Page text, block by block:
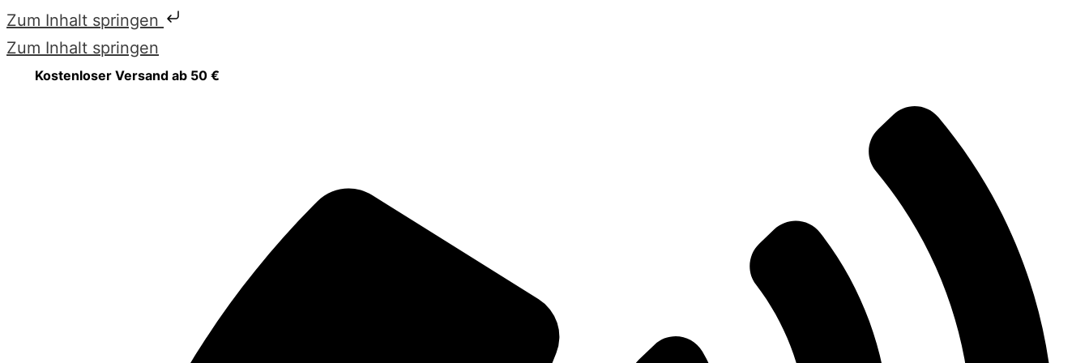
Zum Inhalt springen
Zum Inhalt springen
Kostenloser Versand ab 50 €